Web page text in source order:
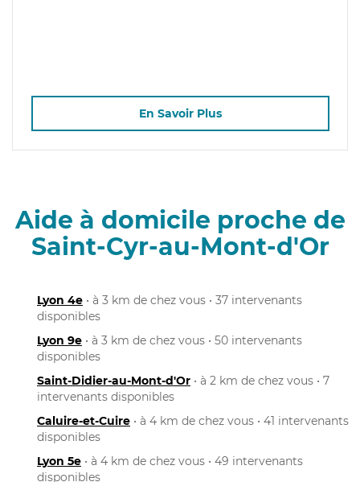
En Savoir Plus
Aide à domicile proche de
Saint-Cyr-au-Mont-d'Or
Lyon 4e • à 3 km de chez vous • 37 intervenants
disponibles
Lyon 9e • à 3 km de chez vous • 50 intervenants
disponibles
Saint-Didier-au-Mont-d'Or • à 2 km de chez vous • 7
intervenants disponibles
Caluire-et-Cuire • à 4 km de chez vous • 41 intervenants
disponibles
Lyon 5e • à 4 km de chez vous • 49 intervenants
disponibles